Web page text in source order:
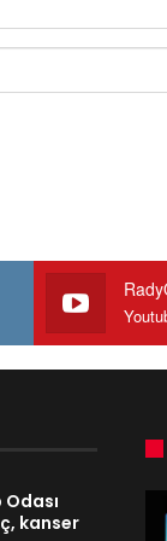
kanser